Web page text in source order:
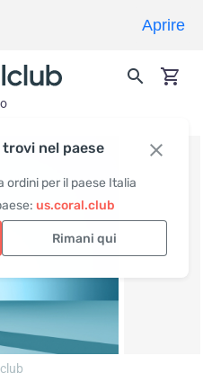
nel paese
per il paese Italia
us.coral.club
Rimani qui
Aprire